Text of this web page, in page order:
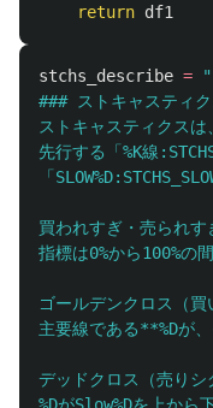
return df1
stchs_describe =
### ストキャスティク
ストキャスティクス
先行する「%K線
「
買われすぎ・売られす
指標は0%から100%の
ゴールデンクロス（
主要線である**%Dが
デッドクロス（売りシ